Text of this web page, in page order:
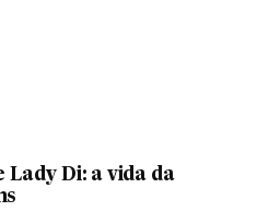
Lady Di: a vida da